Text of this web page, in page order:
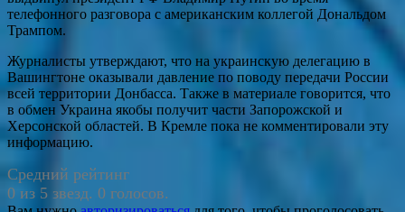
телефонного разговора с американским коллегой Дональдом
Трампом.
Журналисты утверждают, что на украинскую делегацию в
Вашингтоне оказывали давление по поводу передачи России
всей территории Донбасса. Также в материале говорится, что
в обмен Украина якобы получит части Запорожской и
Херсонской областей. В Кремле пока не комментировали эту
информацию.
Средний рейтинг
0 из 5 звезд. 0 голосов.